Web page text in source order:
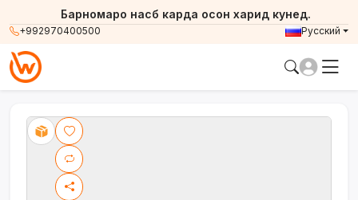
+992970400500
Барномаро насб карда осон харид кунед.
Русский